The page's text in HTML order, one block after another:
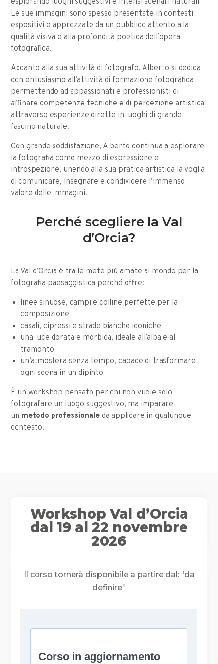
esplorando luoghi suggestivi e intensi scenari naturali.
Le sue immagini sono spesso presentate in contesti
espositivi e apprezzate da un pubblico attento alla
qualità visiva e alla profondità poetica dell’opera
fotografica.
Accanto alla sua attività di fotografo, Alberto si dedica
con entusiasmo all’attività di formazione fotografica
permettendo ad appassionati e professionisti di
affinare competenze tecniche e di percezione artistica
attraverso esperienze dirette in luoghi di grande
fascino naturale.
Con grande soddisfazione, Alberto continua a esplorare
la fotografia come mezzo di espressione e
introspezione, unendo alla sua pratica artistica la voglia
di comunicare, insegnare e condividere l’immenso
valore delle immagini.
Perché scegliere la Val
d’Orcia?
La Val d’Orcia è tra le mete più amate al mondo per la
fotografia paesaggistica perché offre:
linee sinuose, campi e colline perfette per la
composizione
casali, cipressi e strade bianche iconiche
una luce dorata e morbida, ideale all’alba e al
tramonto
un’atmosfera senza tempo, capace di trasformare
ogni scena in un dipinto
È un workshop pensato per chi non vuole solo
fotografare un luogo suggestivo, ma imparare
un metodo professionale da applicare in qualunque
contesto.
Workshop Val d’Orcia
dal 19 al 22 novembre
2026
Il corso tornerà disponibile a partire dal: “da
definire”